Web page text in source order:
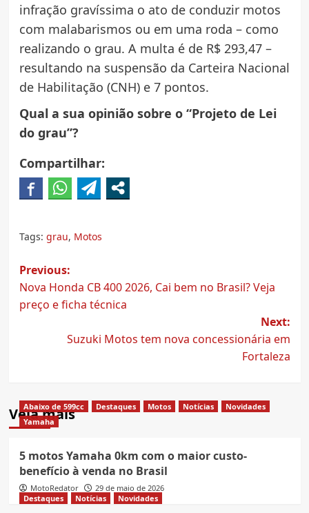
infração gravíssima o ato de conduzir motos
com malabarismos ou em uma roda – como
realizando o grau. A multa é de R$ 293,47 –
resultando na suspensão da Carteira Nacional
de Habilitação (CNH) e 7 pontos.
Qual a sua opinião sobre o “Projeto de Lei
do grau”?
Compartilhar:
Tags: grau, Motos
Post
navigation
Previous:
Nova Honda CB 400 2026, Cai bem no Brasil? Veja
preço e ficha técnica
Next:
Suzuki Motos tem nova concessionária em
Fortaleza
Veja mais
Abaixo de 599cc Destaques Motos Notícias
Novidades
Yamaha
5 motos Yamaha 0km com o maior custo-
benefício à venda no Brasil
MotoRedator
29 de maio de 2026
Destaques
Notícias Novidades